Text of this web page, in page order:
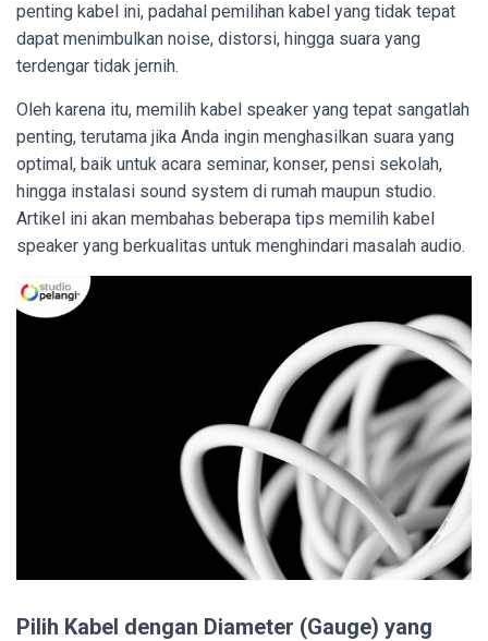
penting kabel ini, padahal pemilihan kabel yang tidak tepat
dapat menimbulkan noise, distorsi, hingga suara yang
terdengar tidak jernih.
Oleh karena itu, memilih kabel speaker yang tepat sangatlah
penting, terutama jika Anda ingin menghasilkan suara yang
optimal, baik untuk acara seminar, konser, pensi sekolah,
hingga instalasi sound system di rumah maupun studio.
Artikel ini akan membahas beberapa tips memilih kabel
speaker yang berkualitas untuk menghindari masalah audio.
Pilih Kabel dengan Diameter (Gauge) yang